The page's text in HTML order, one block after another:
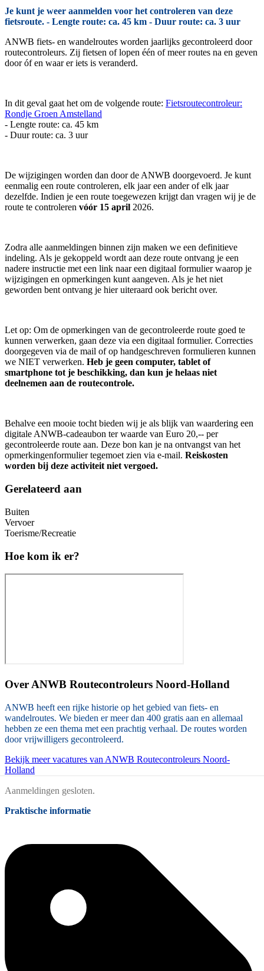
Je kunt je weer aanmelden voor het controleren van deze
fietsroute. - Lengte route: ca. 45 km - Duur route: ca. 3 uur
ANWB fiets- en wandelroutes worden jaarlijks gecontroleerd door
routecontroleurs. Zij fietsen of lopen één of meer routes na en geven
door óf en waar er iets is veranderd.
In dit geval gaat het om de volgende route: Fietsroutecontroleur:
Rondje Groen Amstelland
- Lengte route: ca. 45 km
- Duur route: ca. 3 uur
De wijzigingen worden dan door de ANWB doorgevoerd. Je kunt
eenmalig een route controleren, elk jaar een ander of elk jaar
dezelfde. Indien je een route toegewezen krijgt dan vragen wij je de
route te controleren vóór 15 april 2026.
Zodra alle aanmeldingen binnen zijn maken we een definitieve
indeling. Als je gekoppeld wordt aan deze route ontvang je een
nadere instructie met een link naar een digitaal formulier waarop je
wijzigingen en opmerkingen kunt aangeven. Als je het niet
geworden bent ontvang je hier uiteraard ook bericht over.
Let op: Om de opmerkingen van de gecontroleerde route goed te
kunnen verwerken, gaan deze via een digitaal formulier. Correcties
doorgegeven via de mail of op handgeschreven formulieren kunnen
we NIET verwerken. Heb je geen computer, tablet of
smartphone tot je beschikking, dan kun je helaas niet
deelnemen aan de routecontrole.
Behalve een mooie tocht bieden wij je als blijk van waardering een
digitale ANWB-cadeaubon ter waarde van Euro 20,-- per
gecontroleerde route aan. Deze bon kan je na ontvangst van het
opmerkingenformulier tegemoet zien via e-mail. Reiskosten
worden bij deze activiteit niet vergoed.
Gerelateerd aan
Buiten
Vervoer
Toerisme/Recreatie
Hoe kom ik er?
Over ANWB Routecontroleurs Noord-Holland
ANWB heeft een rijke historie op het gebied van fiets- en
wandelroutes. We bieden er meer dan 400 gratis aan en allemaal
hebben ze een thema met een prachtig verhaal. De routes worden
door vrijwilligers gecontroleerd.
Bekijk meer vacatures van ANWB Routecontroleurs Noord-
Holland
Aanmeldingen gesloten.
Praktische informatie